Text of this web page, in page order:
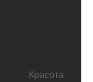
Красота